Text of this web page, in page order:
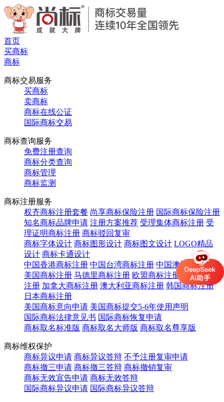
首页
买商标
商标
商标交易服务
买商标
卖商标
商标在线公证
国际商标交易
商标查询服务
免费注册查询
商标分类查询
商标管理
商标监测
商标注册服务
权齐商标注册套餐 尚享商标保险注册 国际商标保险注册
知名商标品牌申请 注册方案推荐 受理集体商标注册 受
理证明商标注册 商标驳回复审
商标字体设计 商标图形设计 商标图文设计 LOGO精品
设计 商标卡通设计
中国香港商标注册 中国台湾商标注册 中国澳门商标注册
美国商标注册 马德里商标注册 欧盟商标注册
英国商标
注册 加拿大商标注册 澳大利亚商标注册 韩国商标注册
日本商标注册
美国商标意向申请 美国商标提交5-6年使用声明
国际商标法律意见书 国际商标恢复申请
商标取名标准版 商标取名大师版 商标取名尊享版
商标维权保护
商标异议申请 商标异议答辩 不予注册复审申请
商标撤三申请 商标撤三答辩 商标撤销复审
商标无效宣告申请 商标无效答辩
国际商标异议申请 国际商标异议答辩